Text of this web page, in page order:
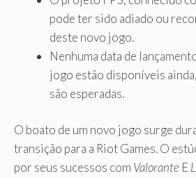
pode ter sido adiado ou
deste novo jogo.
Nenhuma data de
jogo estão disponíveis
são esperadas.
O boato de um novo jogo surge
transição para a Riot Games. O
por seus sucessos com Valorante E